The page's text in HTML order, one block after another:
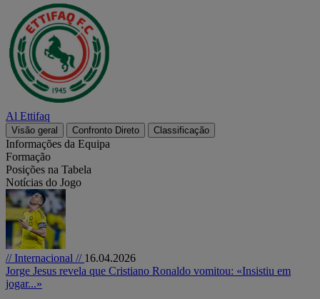
Al Ettifaq
Visão geral Confronto Direto Classificação
Informações da Equipa
Formação
Posições na Tabela
Notícias do Jogo
// Internacional // 16.04.2026
Jorge Jesus revela que Cristiano Ronaldo vomitou: «Insistiu em
jogar...»